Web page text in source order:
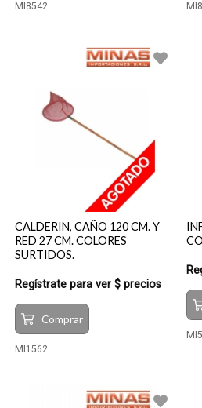
MI8542
CALDERIN, CAÑO 120 CM. Y
RED 27 CM. COLORES
SURTIDOS.
Regístrate para ver $ precios
Comprar
MI1562